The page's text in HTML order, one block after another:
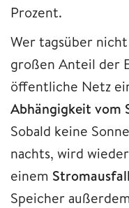
Prozent.
Wer tagsüber
großen Anteil der
öffentliche Netz
Abhängigkeit vom
Sobald keine
nachts, wird
einem Stromausfall
Speicher außerdem